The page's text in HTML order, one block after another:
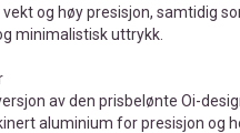
vekt og høy presisjon, samtidig
minimalistisk uttrykk.
av den prisbelønte Oi-
aluminium for presisjon og